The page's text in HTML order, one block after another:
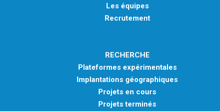
Les équipes
Recrutement
RECHERCHE
Plateformes expérimentales
Implantations géographiques
Projets en cours
Projets terminés